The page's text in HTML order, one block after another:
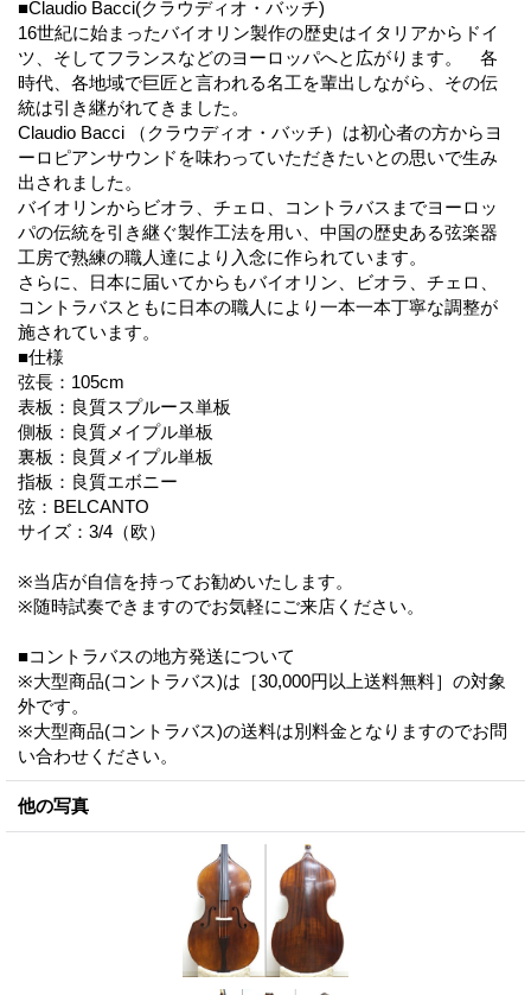
■Claudio Bacci(クラウディオ・バッチ)
16世紀に始まったバイオリン製作の歴史はイタリアからドイ
ツ、そしてフランスなどのヨーロッパへと広がります。 各
時代、各地域で巨匠と言われる名工を輩出しながら、その伝
統は引き継がれてきました。
Claudio Bacci （クラウディオ・バッチ）は初心者の方からヨ
ーロピアンサウンドを味わっていただきたいとの思いで生み
出されました。
バイオリンからビオラ、チェロ、コントラバスまでヨーロッ
パの伝統を引き継ぐ製作工法を用い、中国の歴史ある弦楽器
工房で熟練の職人達により入念に作られています。
さらに、日本に届いてからもバイオリン、ビオラ、チェロ、
コントラバスともに日本の職人により一本一本丁寧な調整が
施されています。
■仕様
弦長：105cm
表板：良質スプルース単板
側板：良質メイプル単板
裏板：良質メイプル単板
指板：良質エボニー
弦：BELCANTO
サイズ：3/4（欧）
※当店が自信を持ってお勧めいたします。
※随時試奏できますのでお気軽にご来店ください。
■コントラバスの地方発送について
※大型商品(コントラバス)は［30,000円以上送料無料］の対象
外です。
※大型商品(コントラバス)の送料は別料金となりますのでお問
い合わせください。
他の写真